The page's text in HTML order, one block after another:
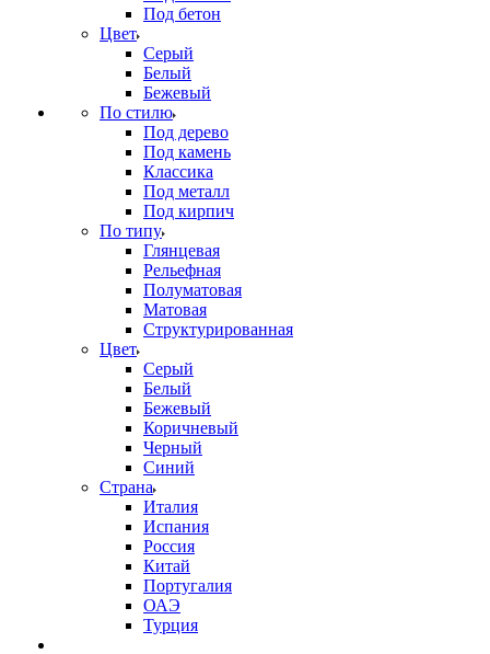
Под бетон
Цвет
Серый
Белый
Бежевый
По стилю
Под дерево
Под камень
Классика
Под металл
Под кирпич
По типу
Глянцевая
Рельефная
Полуматовая
Матовая
Структурированная
Цвет
Серый
Белый
Бежевый
Коричневый
Черный
Синий
Страна
Италия
Испания
Россия
Китай
Португалия
ОАЭ
Турция